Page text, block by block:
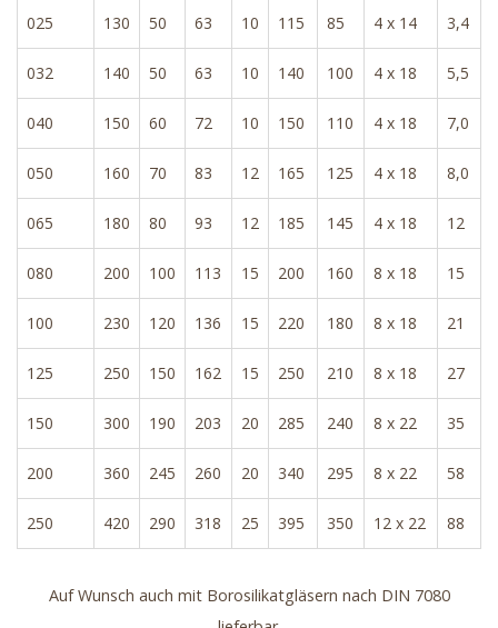
025 130 50 63 10 115 85 4 x 14 3,4
032 140 50 63 10 140 100 4 x 18 5,5
040 150 60 72 10 150 110 4 x 18 7,0
050 160 70 83 12 165 125 4 x 18 8,0
065 180 80 93 12 185 145 4 x 18 12
080 200 100 113 15 200 160 8 x 18 15
100 230 120 136 15 220 180 8 x 18 21
125 250 150 162 15 250 210 8 x 18 27
150 300 190 203 20 285 240 8 x 22 35
200 360 245 260 20 340 295 8 x 22 58
250 420 290 318 25 395 350 12 x 22 88
Auf Wunsch auch mit Borosilikatgläsern nach DIN 7080